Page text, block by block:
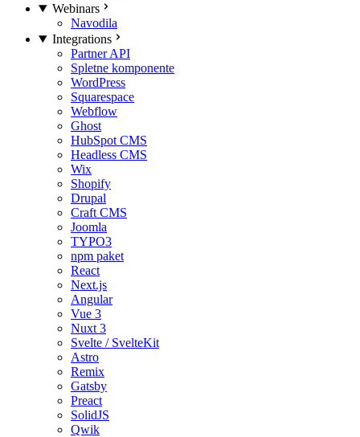
Webinars
Navodila
Integrations
Partner API
Spletne komponente
WordPress
Squarespace
Webflow
Ghost
HubSpot CMS
Headless CMS
Wix
Shopify
Drupal
Craft CMS
Joomla
TYPO3
npm paket
React
Next.js
Angular
Vue 3
Nuxt 3
Svelte / SvelteKit
Astro
Remix
Gatsby
Preact
SolidJS
Qwik